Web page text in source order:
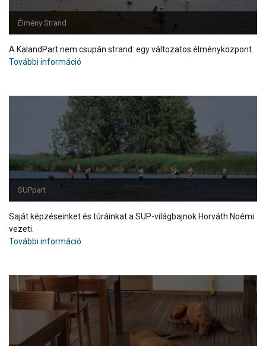
Élmény Strand
A KalandPart nem csupán strand: egy változatos élményközpont.
További információ
SUPpart
Saját képzéseinket és túráinkat a SUP-világbajnok Horváth Noémi
vezeti.
További információ